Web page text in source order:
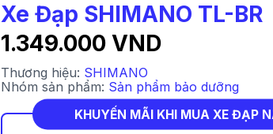
Xe Đạp SHIMANO TL-BR
1.349.000 VND
Thương hiệu: SHIMANO
Nhóm sản phẩm: Sản phẩm bảo dưỡng
KHUYẾN MÃI KHI MUA XE ĐẠP